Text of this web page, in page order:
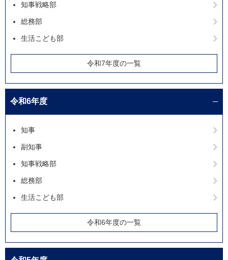
知事戦略部
総務部
生活こども部
令和7年度の一覧
令和6年度
知事
副知事
知事戦略部
総務部
生活こども部
令和6年度の一覧